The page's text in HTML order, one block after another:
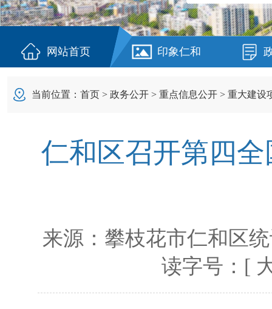
网站首页 印象仁和
当前位置： 首页 > 政务公开 > 重点信息公开 > 重大建设
仁和区召开第四
来源： 攀枝花市仁和区
读字号：[